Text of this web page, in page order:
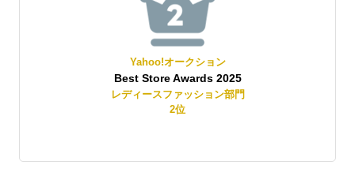
Yahoo!オークション
Best Store Awards 2025
レディースファッション部門
2位